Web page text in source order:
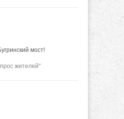
мост!
жителей"